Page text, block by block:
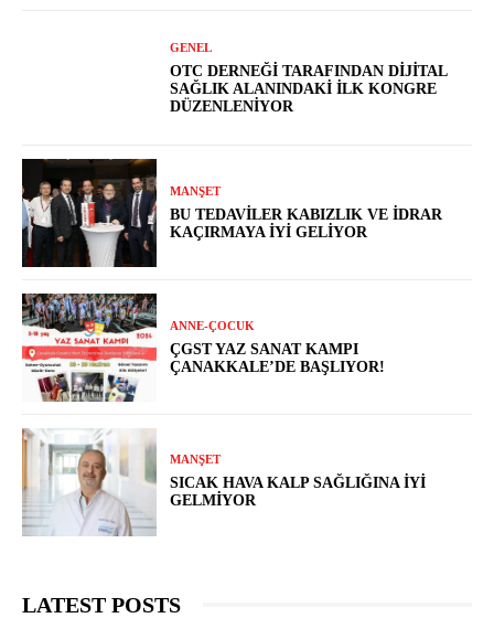
GENEL
OTC DERNEĞI TARAFINDAN DIJITAL
SAĞLIK ALANINDAKI İLK KONGRE
DÜZENLENIYOR
MANŞET
BU TEDAVILER KABIZLIK VE İDRAR
KAÇIRMAYA İYI GELIYOR
ANNE-ÇOCUK
ÇGST YAZ SANAT KAMPI
ÇANAKKALE’DE BAŞLIYOR!
MANŞET
SICAK HAVA KALP SAĞLIĞINA İYI
GELMIYOR
LATEST POSTS